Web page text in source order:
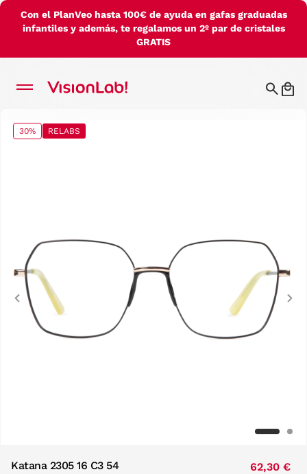
Con el PlanVeo hasta 100€ de ayuda en gafas graduadas
infantiles y además, te regalamos un 2º par de cristales
GRATIS
30% RELABS
Previous
Katana 2305 16 C3 54 62,30 €